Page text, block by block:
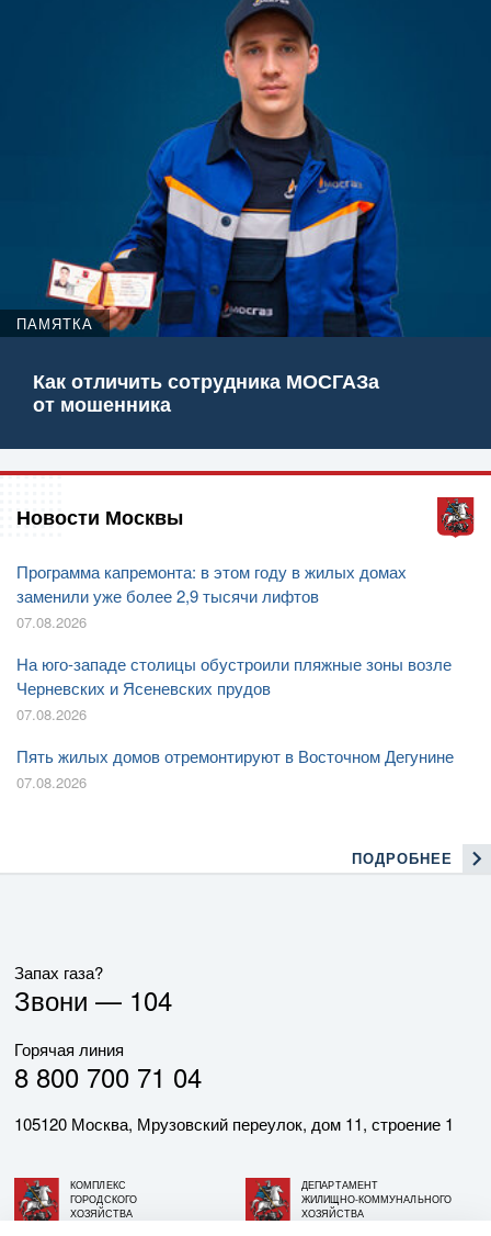
ПАМЯТКА
Как отличить сотрудника МОСГАЗа
от мошенника
Новости Москвы
Программа капремонта: в этом году в жилых домах
заменили уже более 2,9 тысячи лифтов
07.08.2026
На юго-западе столицы обустроили пляжные зоны возле
Черневских и Ясеневских прудов
07.08.2026
Пять жилых домов отремонтируют в Восточном Дегунине
07.08.2026
ПОДРОБНЕЕ
Запах газа?
Звони — 104
Горячая линия
8 800 700 71 04
105120 Москва, Мрузовский переулок, дом 11, строение 1
КОМПЛЕКС
ГОРОДСКОГО
ХОЗЯЙСТВА
ДЕПАРТАМЕНТ
ЖИЛИЩНО-КОММУНАЛЬНОГО
ХОЗЯЙСТВА